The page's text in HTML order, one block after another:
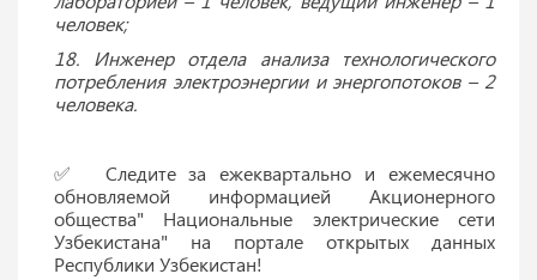
человек;
18. Инженер отдела анализа технологического
потребления электроэнергии и энергопотоков – 2
человека.
✅ Следите за ежеквартально и ежемесячно
обновляемой информацией Акционерного
общества" Национальные электрические сети
Узбекистана" на портале открытых данных
Республики Узбекистан!